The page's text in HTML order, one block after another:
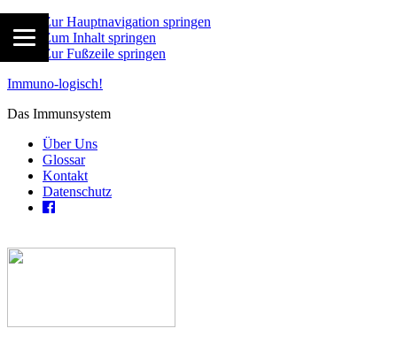
Zur Hauptnavigation springen
Zum Inhalt springen
Zur Fußzeile springen
Immuno-logisch!
Das Immunsystem
Über Uns
Glossar
Kontakt
Datenschutz